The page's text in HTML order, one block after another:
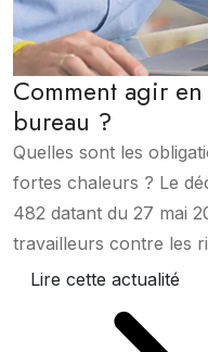
Comment agir
bureau ?
Quelles sont les
fortes chaleurs ? Le
482 datant du 27 mai
travailleurs contre les
Lire cette actualité